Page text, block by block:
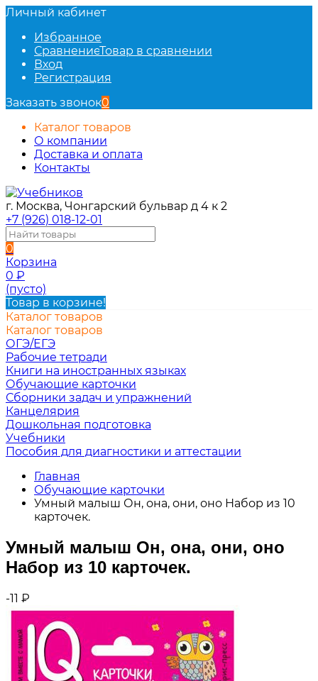
Личный кабинет
Избранное
СравнениеТовар в сравнении
Вход
Регистрация
Заказать звонок0
Каталог товаров
О компании
Доставка и оплата
Контакты
г. Москва, Чонгарский бульвар д 4 к 2
+7 (926) 018-12-01
0
Корзина
0 ₽
(пусто)
Товар в корзине!
Каталог товаров
Каталог товаров
ОГЭ/ЕГЭ
Рабочие тетради
Книги на иностранных языках
Обучающие карточки
Сборники задач и упражнений
Канцелярия
Дошкольная подготовка
Учебники
Пособия для диагностики и аттестации
Главная
Обучающие карточки
Умный малыш Он, она, они, оно Набор из 10
карточек.
Умный малыш Он, она, они, оно
Набор из 10 карточек.
-11 ₽